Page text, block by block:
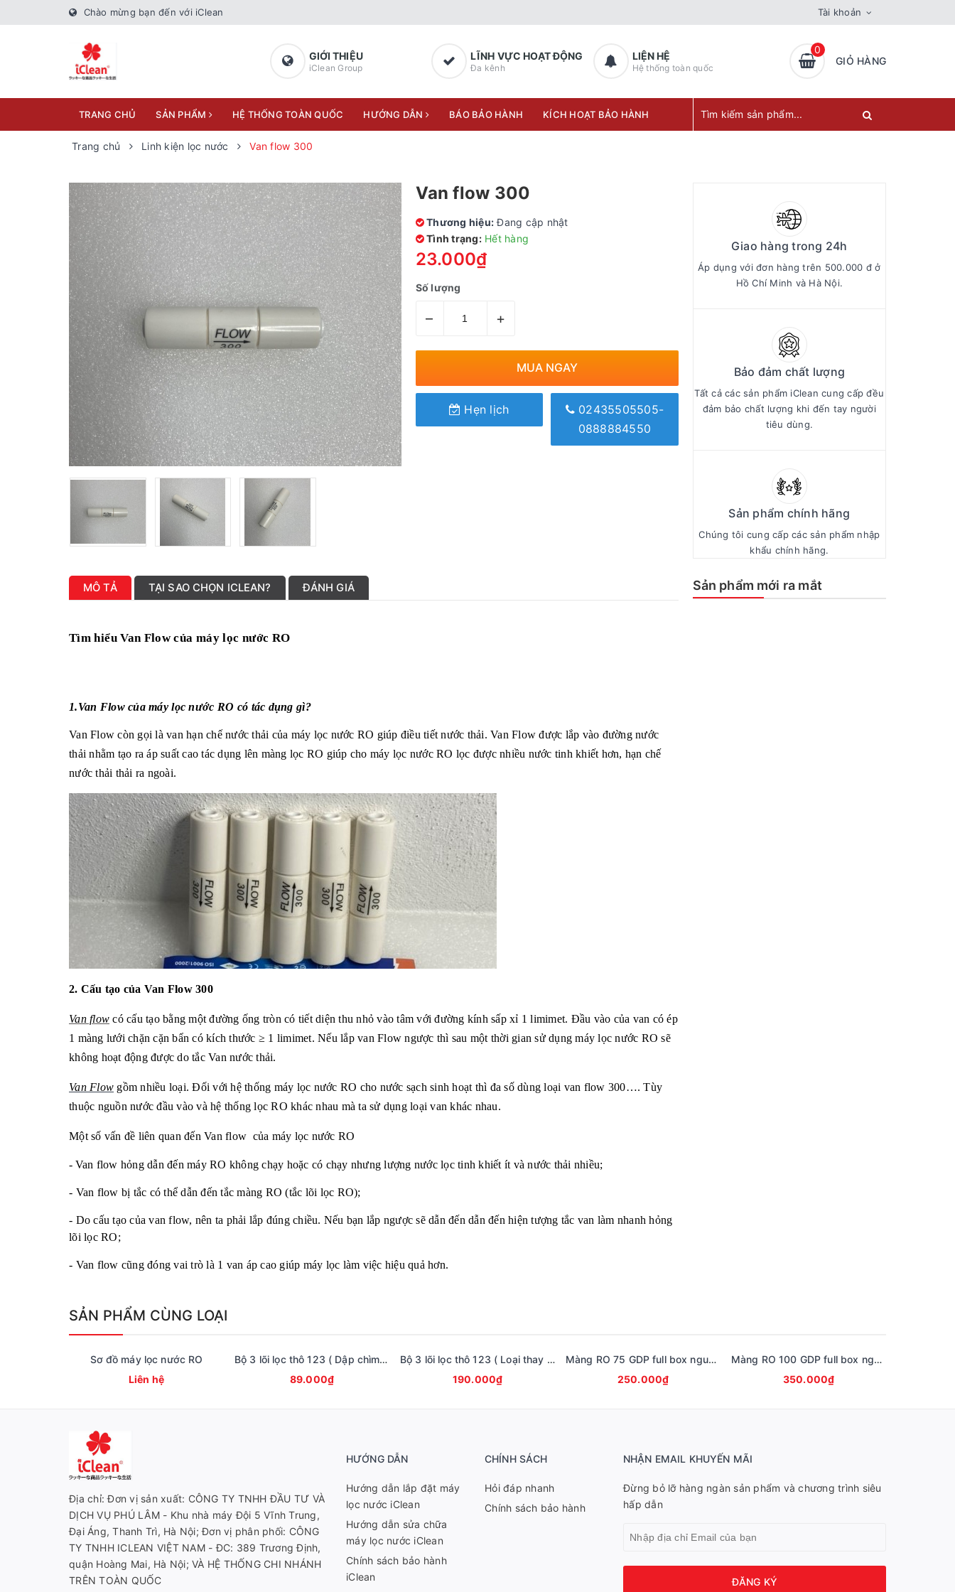
Chào mừng bạn đến với iClean Tài khoản
GIỚI THIỆU
iClean Group
LĨNH VỰC HOẠT ĐỘNG
Đa kênh
LIỆN HỆ
Hệ thống toàn quốc
0
GIỎ HÀNG
TRANG CHỦ SẢN PHẨM HỆ THỐNG TOÀN QUỐC HƯỚNG DẪN BÁO BẢO HÀNH KÍCH HOẠT BẢO HÀNH
Trang chủ Linh kiện lọc nước Van flow 300
Van flow 300
Thương hiệu: Đang cập nhật
Tình trạng: Hết hàng
23.000₫
Số lượng
– +
MUA NGAY
Hẹn lịch
02435505505-
0888884550
Giao hàng trong 24h
Áp dụng với đơn hàng trên 500.000 đ ở
Hồ Chí Minh và Hà Nội.
Bảo đảm chất lượng
Tất cả các sản phẩm iClean cung cấp đều
đảm bảo chất lượng khi đến tay người
tiêu dùng.
Sản phẩm chính hãng
Chúng tôi cung cấp các sản phẩm nhập
khẩu chính hãng.
MÔ TẢ TẠI SAO CHỌN ICLEAN? ĐÁNH GIÁ
Tìm hiểu Van Flow của máy lọc nước RO
1.Van Flow của máy lọc nước RO có tác dụng gì?
Van Flow còn gọi là van hạn chếnước thải của máy lọc nước RO giúp điều tiết nước thải. Van Flow được lắp vào đường nước
thải nhằm tạo ra áp suất cao tác dụng lên màng lọc RO giúp cho máy lọc nước RO lọc được nhiều nước tinh khiết hơn, hạn chế
nước thải thải ra ngoài.
2. Cấu tạo của Van Flow 300
Van flow có cấu tạo bằng một đường ống tròn có tiết diện thu nhỏ vào tâm với đường kính sấp xỉ 1 limimet. Đầu vào của van có ép
1 màng lưới chặn cặn bẩn có kích thước ≥ 1 limimet. Nếu lắp van Flow ngược thì sau một thời gian sử dụngmáy lọc nước RO sẽ
không hoạt động được do tắc Van nước thải.
Van Flow gồm nhiều loại. Đối vớihệ thống máy lọc nước RO cho nước sạch sinh hoạt thì đa sốdùng loại van flow 300…. Tùy
thuộc nguồn nước đầu vào và hệ thống lọc RO khác nhau mà ta sử dụng loại van khác nhau.
Một số vấn đề liên quan đến Van flow của máy lọc nước RO
- Van flow hỏng dẫn đến máy RO không chạy hoặc có chạy nhưng lượng nước lọc tinh khiết ít và nước thải nhiều;
- Van flow bị tắc có thể dẫn đến tắc màng RO (tắc lõi lọc RO);
- Do cấu tạo của van flow, nên ta phải lắp đúng chiều. Nếu bạn lắp ngược sẽ dẫn đến dẫn đến hiện tượng tắc van làm nhanh hỏng
lõi lọc RO;
- Van flow cũng đóng vai trò là 1 van áp cao giúp máy lọc làm việc hiệu quả hơn.
Sản phẩm mới ra mắt
SẢN PHẨM CÙNG LOẠI
Sơ đồ máy lọc nước RO
Liên hệ
Bộ 3 lõi lọc thô 123 ( Dập chìm thương hiệu iClean)
89.000₫
Bộ 3 lõi lọc thô 123 ( Loại thay nhanh Quick Fitting, in chìm thương hiệu iClean, không dán tem giấy )
190.000₫
Màng RO 75 GDP full box nguyên seal ( Lọc 20L/ giờ)
250.000₫
Màng RO 100 GDP full box nguyên seal ( Lọc 30L/ giờ)
350.000₫
Địa chỉ: Đơn vị sản xuất: CÔNG TY TNHH ĐẦU TƯ VÀ
DỊCH VỤ PHÚ LÂM - Khu nhà máy Đội 5 Vĩnh Trung,
Đại Áng, Thanh Trì, Hà Nội; Đơn vị phân phối: CÔNG
TY TNHH ICLEAN VIỆT NAM - ĐC: 389 Trương Định,
quận Hoàng Mai, Hà Nội; VÀ HỆ THỐNG CHI NHÁNH
TRÊN TOÀN QUỐC
HƯỚNG DẪN
Hướng dẫn lắp đặt máy
lọc nước iClean
Hướng dẫn sửa chữa
máy lọc nước iClean
Chính sách bảo hành
iClean
CHÍNH SÁCH
Hỏi đáp nhanh
Chính sách bảo hành
NHẬN EMAIL KHUYẾN MÃI
Đừng bỏ lỡ hàng ngàn sản phẩm và chương trình siêu
hấp dẫn
ĐĂNG KÝ